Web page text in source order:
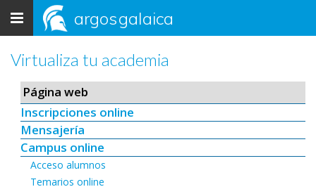
Toggle
navigation
argosgalaica
Virtualiza tu academia
Página web
Inscripciones online
Mensajería
Campus online
Acceso alumnos
Temarios online